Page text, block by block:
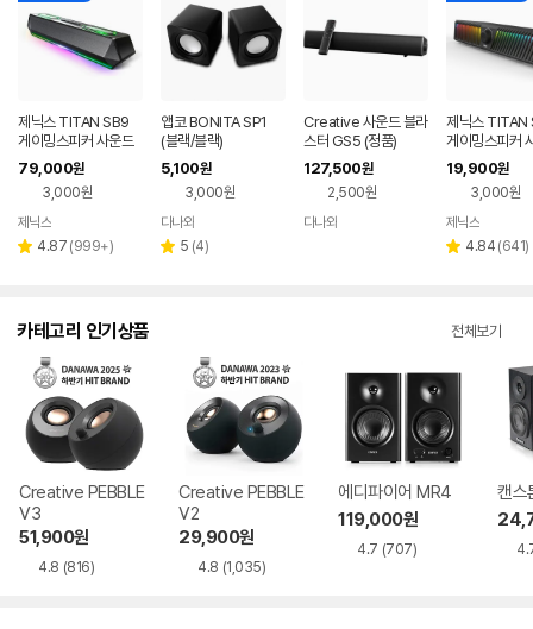
제닉스 TITAN SB9
게이밍스피커 사운드
바 컴퓨터스피커
79,000원
3,000원
페이
제닉스
별 4.87 리
(999+)
앱코 BONITA SP1
(블랙/블랙)
5,100원
3,000원
페이
다나와
별 5 리
(4)
Creative 사운드 블라
스터 GS5 (정품)
127,500원
2,500원
다나와
제닉스 TITAN
게이밍스피커
바 컴퓨터스피
19,900원
3,000원
페이
제닉스
별 4.84 리
(641)
카테고리 인기상품 전체보기
Creative PEBBLE
V3
51,900원
4.8 (816)
Creative PEBBLE
V2
29,900원
4.8 (1,035)
에디파이어 MR4
119,000원
4.7 (707)
캔스